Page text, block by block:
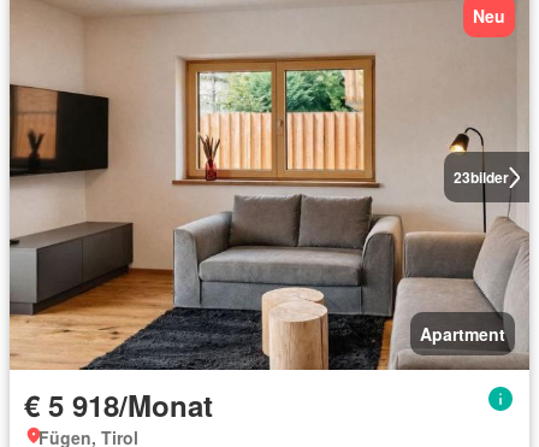
23bilder
Neu
Apartment
€ 5 918/Monat
Fügen, Tirol